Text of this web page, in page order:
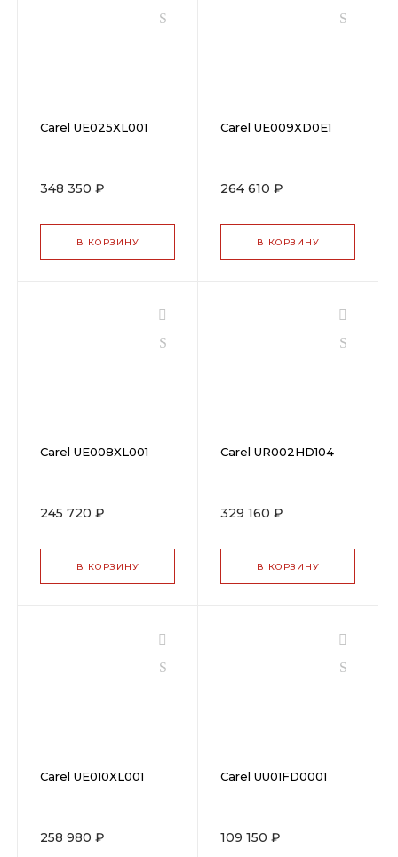
Carel UE025XL001
348 350 ₽
В КОРЗИНУ
Carel UE009XD0E1
264 610 ₽
В КОРЗИНУ
Carel UE008XL001
245 720 ₽
В КОРЗИНУ
Carel UR002HD104
329 160 ₽
В КОРЗИНУ
Carel UE010XL001
258 980 ₽
Carel UU01FD0001
109 150 ₽